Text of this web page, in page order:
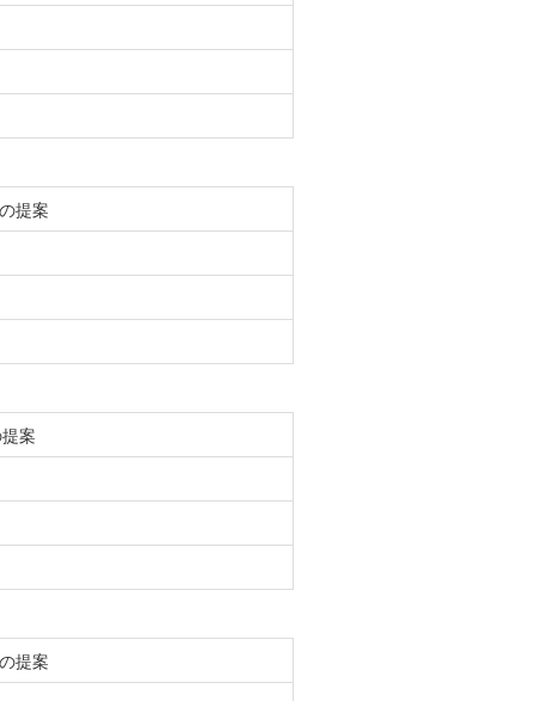
提案
案
提案